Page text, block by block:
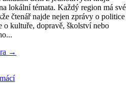
lokální témata. Každý region má své
čtenář najde nejen zprávy o politice
o kultuře, dopravě, školství nebo
→